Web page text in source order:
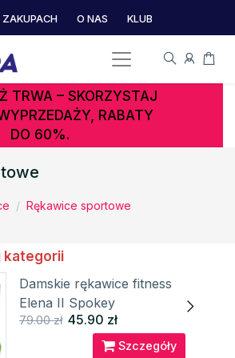
ZAKUPACH O NAS KLUB
TRWA – SKORZYSTAJ
RABATY
DO 60%.
Rękawice sportowe
kategorii
Damskie rękawice fitness
Elena II Spokey
79.00 zł 45.90 zł
Szczegóły